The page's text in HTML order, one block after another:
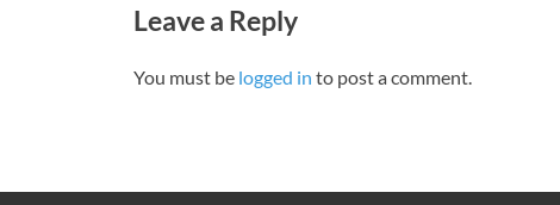
Leave a Reply
You must be logged in to post a comment.